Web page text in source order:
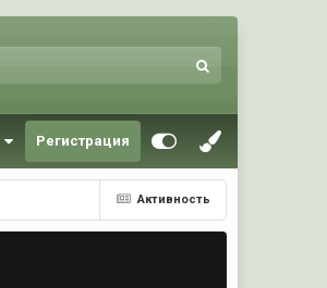
Регистрация
Активность